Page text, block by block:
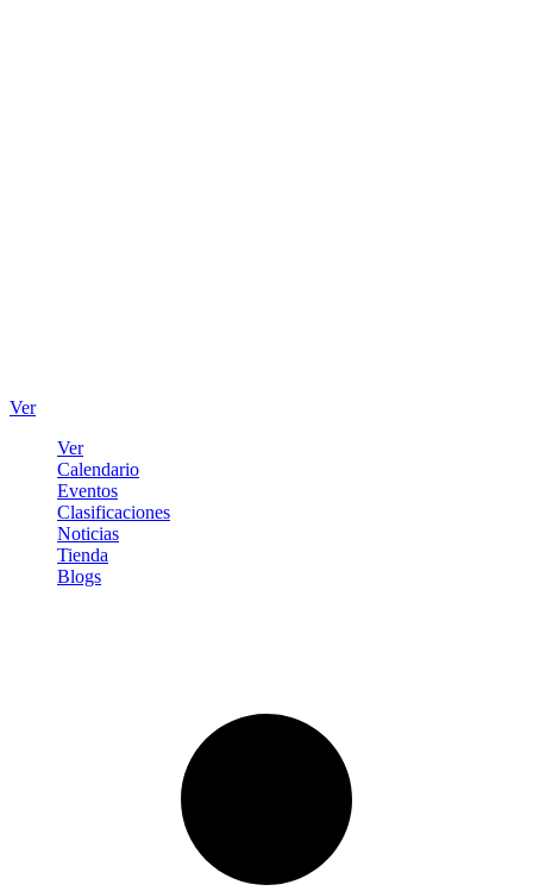
Ver
Ver
Calendario
Eventos
Clasificaciones
Noticias
Tienda
Blogs